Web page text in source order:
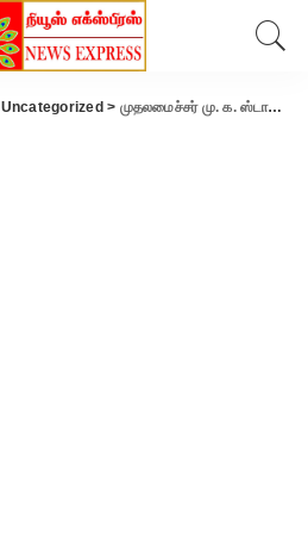
Uncategorized > முதலமைச்சர் மு. க. ஸ்டாலின் இன்று கோவை வந்தார்.விமான நிலையத்தில் உற்சாக வரவேற்பு.பாதுகாப்பு பணியில் 1000 போலீசார் .